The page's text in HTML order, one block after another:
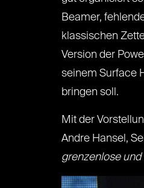
Beamer,
klassischen
Version der
seinem Surface
bringen soll.
Mit der
Andre Hansel,
grenzenlose